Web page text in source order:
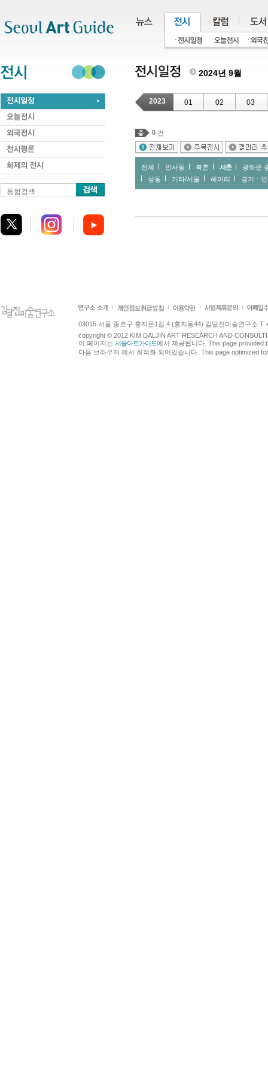
통합검색
2024년 9월
2023 01 02 03
0 건
전체 인사동 북촌 서촌
광화문∙
성동
기타/서울 헤이리 경기ㆍ
03015 서울 종로구 홍지문1길 4 (홍지동44) 김달진미술연구소 T
copyright © 2012 KIM DALJIN ART RESEARCH AND
이 페이지는 서울아트가이드에서 제공됩니다. This page provided
다음 브라우져 에서 최적화 되어있습니다. This page optimized